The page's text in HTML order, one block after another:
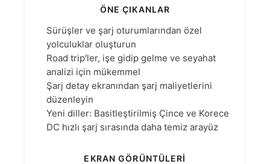
ÖNE ÇIKANLAR
Sürüşler ve şarj oturumlarından özel
yolculuklar oluşturun
Road trip'ler, işe gidip gelme ve seyahat
analizi için mükemmel
Şarj detay ekranından şarj maliyetlerini
düzenleyin
Yeni diller: Basitleştirilmiş Çince ve Korece
DC hızlı şarj sırasında daha temiz arayüz
EKRAN GÖRÜNTÜLERI